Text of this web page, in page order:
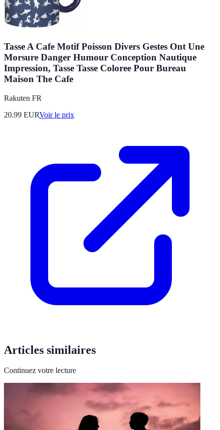
Tasse A Cafe Motif Poisson Divers Gestes Ont Une
Morsure Danger Humour Conception Nautique
Impression, Tasse Tasse Coloree Pour Bureau
Maison The Cafe
Rakuten FR
20.99 EURVoir le prix
Articles similaires
Continuez votre lecture